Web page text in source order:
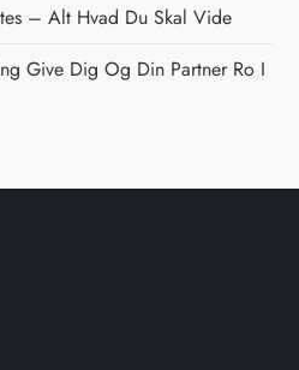
– Alt Hvad Du Skal Vide
Give Dig Og Din Partner Ro I